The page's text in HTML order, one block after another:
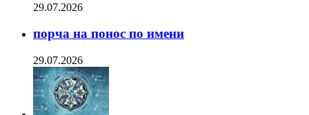
29.07.2026
порча на понос по имени
29.07.2026